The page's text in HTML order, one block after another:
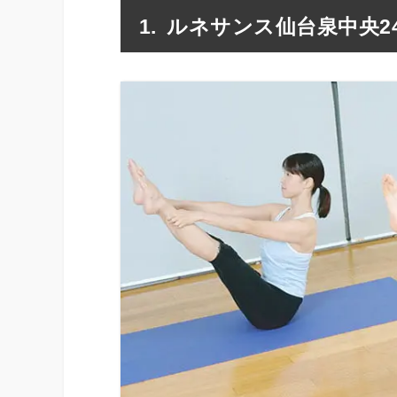
ルネサンス仙台泉中央